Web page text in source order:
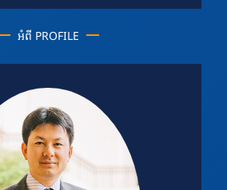
អំពី PROFILE